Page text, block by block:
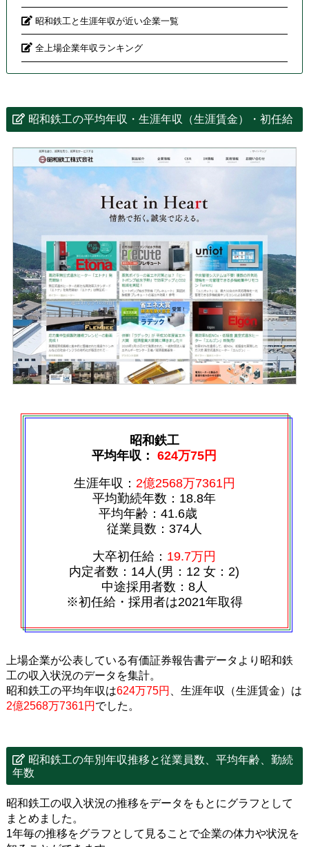
昭和鉄工と生涯年収が近い企業一覧
全上場企業年収ランキング
昭和鉄工の平均年収・生涯年収（生涯賃金）・初任給
昭和鉄工
平均年収：624万75円
生涯年収： 2億2568万7361円
平均勤続年数：18.8年
平均年齢：41.6歳
従業員数：374人
大卒初任給： 19.7万円
内定者数：14人(男：12 女：2)
中途採用者数：8人
※初任給・採用者は2021年取得
上場企業が公表している有価証券報告書データより昭和鉄
工の収入状況のデータを集計。
昭和鉄工の平均年収は624万75円
、生涯年収（生涯賃金）は
2億2568万7361円 でした。
昭和鉄工の年別年収推移と従業員数、平均年齢、勤続
年数
昭和鉄工の収入状況の推移をデータをもとにグラフとして
まとめました。
1年毎の推移をグラフとして見ることで企業の体力や状況を